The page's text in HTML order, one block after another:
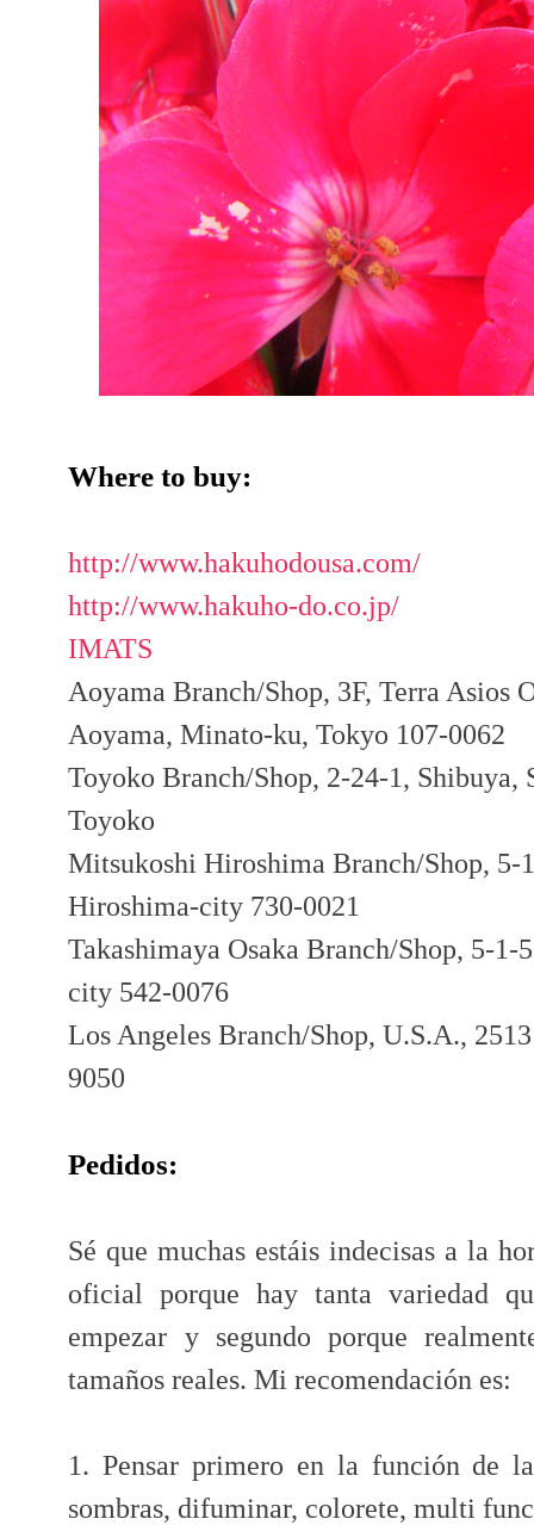
Where to buy:
http://www.hakuhodousa.com/
http://www.hakuho-do.co.jp/
IMATS
Aoyama Branch/Shop, 3F, Terra Asios
Aoyama, Minato-ku, Tokyo 107-0062
Toyoko Branch/Shop, 2-24-1, Shibuya,
Toyoko
Mitsukoshi Hiroshima Branch/Shop, 5-
Hiroshima-city 730-0021
Takashimaya Osaka Branch/Shop, 5-1-
city 542-0076
Los Angeles Branch/Shop, U.S.A.,
9050
Pedidos:
Sé que muchas estáis indecisas a la
oficial porque hay tanta variedad
empezar y segundo porque
tamaños reales. Mi recomendación es:
1. Pensar primero en la función de
sombras, difuminar, colorete, multi